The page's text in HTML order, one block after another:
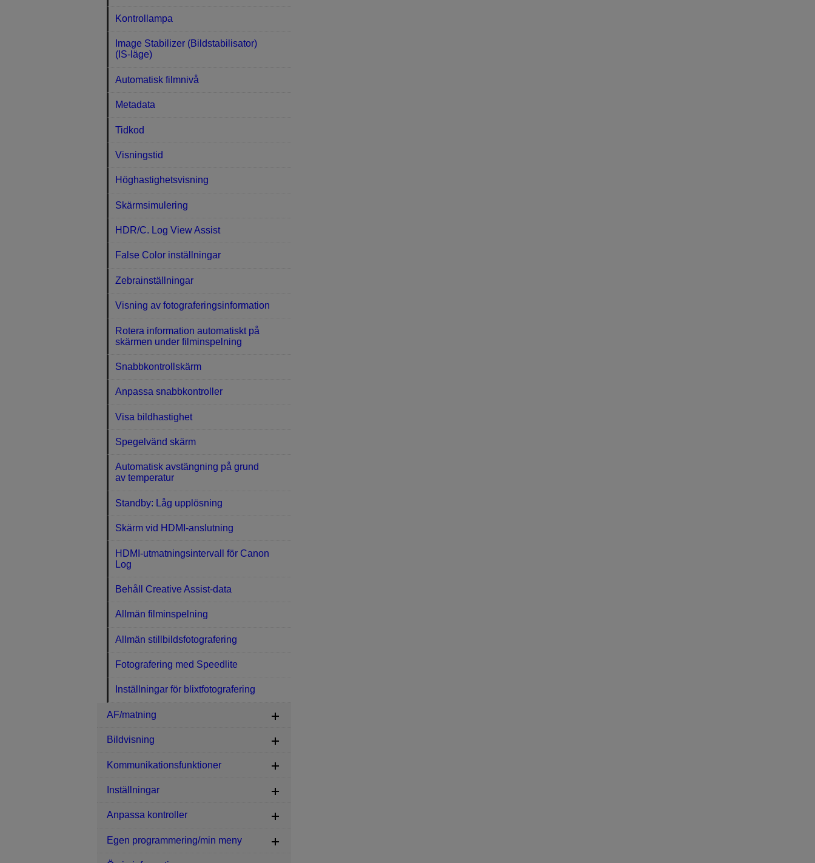
Kontrollampa
Image Stabilizer (Bildstabilisator)
(IS-läge)
Automatisk filmnivå
Metadata
Tidkod
Visningstid
Höghastighetsvisning
Skärmsimulering
HDR/C. Log View Assist
False Color inställningar
Zebrainställningar
Visning av fotograferingsinformation
Rotera information automatiskt på
skärmen under filminspelning
Snabbkontrollskärm
Anpassa snabbkontroller
Visa bildhastighet
Spegelvänd skärm
Automatisk avstängning på grund
av temperatur
Standby: Låg upplösning
Skärm vid HDMI-anslutning
HDMI-utmatningsintervall för Canon
Log
Behåll Creative Assist-data
Allmän filminspelning
Allmän stillbildsfotografering
Fotografering med Speedlite
Inställningar för blixtfotografering
AF/matning
Bildvisning
Kommunikationsfunktioner
Inställningar
Anpassa kontroller
Egen programmering/min meny